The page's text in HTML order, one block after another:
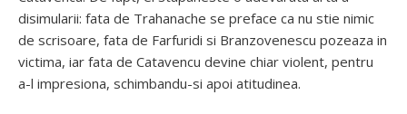
disimularii: fata de Trahanache se preface ca nu stie nimic
de scrisoare, fata de Farfuridi si Branzovenescu pozeaza in
victima, iar fata de Catavencu devine chiar violent, pentru
a-l impresiona, schimbandu-si apoi atitudinea.